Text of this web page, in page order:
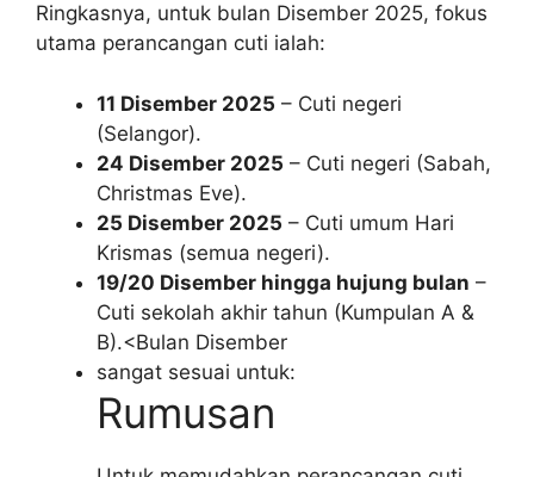
Ringkasnya, untuk bulan Disember 2025, fokus
utama perancangan cuti ialah:
11 Disember 2025 – Cuti negeri
(Selangor).
24 Disember 2025 – Cuti negeri (Sabah,
Christmas Eve).
25 Disember 2025 – Cuti umum Hari
Krismas (semua negeri).
19/20 Disember hingga hujung bulan –
Cuti sekolah akhir tahun (Kumpulan A &
B).<Bulan Disember
sangat sesuai untuk:
Rumusan